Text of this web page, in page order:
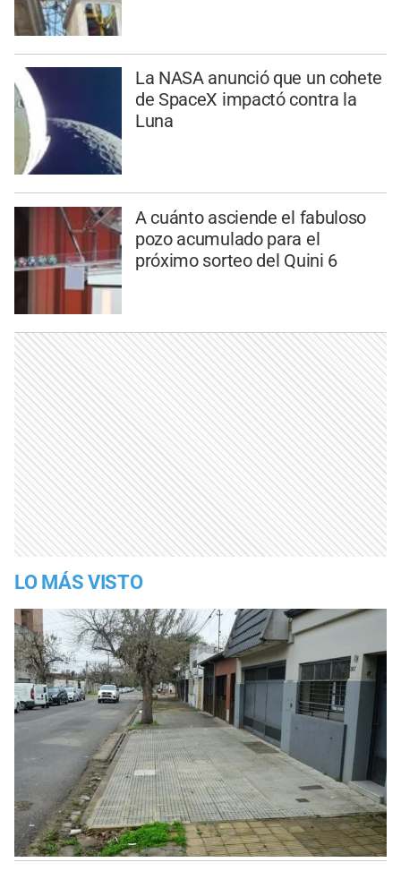
La NASA anunció que un cohete
de SpaceX impactó contra la
Luna
A cuánto asciende el fabuloso
pozo acumulado para el
próximo sorteo del Quini 6
LO MÁS VISTO